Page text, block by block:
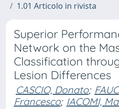
1.01 Articolo in rivista
Superior
Network on the
Classification
Lesion Differences
CASCIO, Donato;
Francesco; IACOMI,